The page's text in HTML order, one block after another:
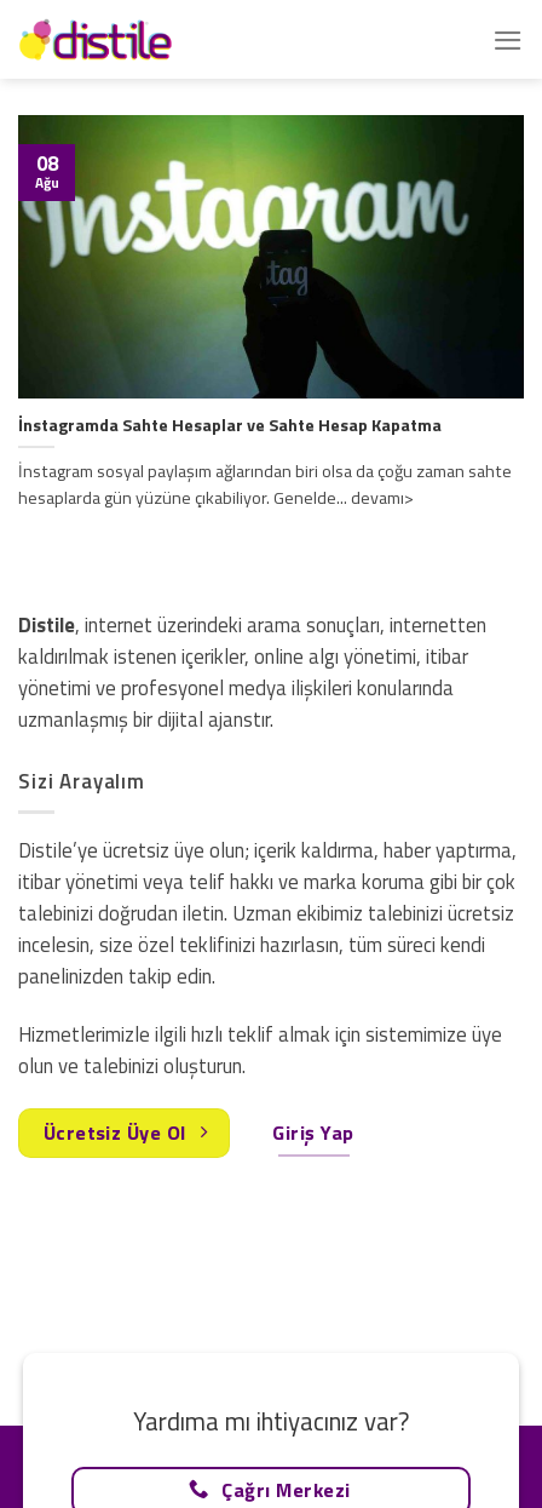
İçeriğe
atla
İnstagramda Sahte Hesaplar ve Sahte Hesap Kapatma
İnstagram sosyal paylaşım ağlarından biri olsa da çoğu zaman sahte
hesaplarda gün yüzüne çıkabiliyor. Genelde... devamı>
08
Ağu
Distile, internet üzerindeki arama sonuçları, internetten
kaldırılmak istenen içerikler, online algı yönetimi, itibar
yönetimi ve profesyonel medya ilişkileri konularında
uzmanlaşmış bir dijital ajanstır.
Sizi Arayalım
Distile’ye ücretsiz üye olun; içerik kaldırma, haber yaptırma,
itibar yönetimi veya telif hakkı ve marka koruma gibi bir çok
talebinizi doğrudan iletin. Uzman ekibimiz talebinizi ücretsiz
incelesin, size özel teklifinizi hazırlasın, tüm süreci kendi
panelinizden takip edin.
Hizmetlerimizle ilgili hızlı teklif almak için sistemimize üye
olun ve talebinizi oluşturun.
Ücretsiz Üye Ol Giriş Yap
Yardıma mı ihtiyacınız var?
Çağrı Merkezi